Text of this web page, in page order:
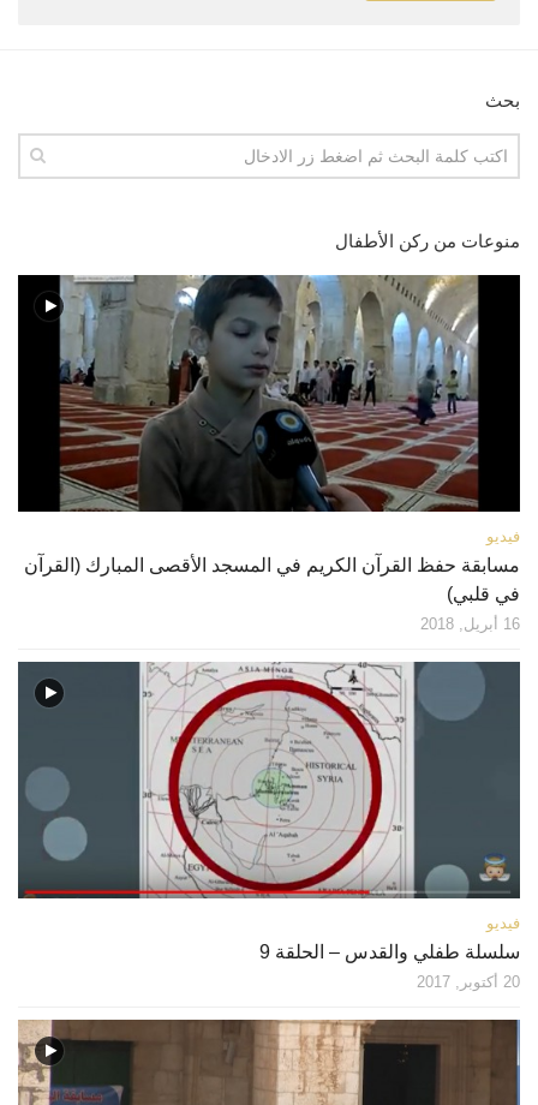
بحث
منوعات من ركن الأطفال
فيديو
مسابقة حفظ القرآن الكريم في المسجد الأقصى المبارك (القرآن
في قلبي)
16 أبريل, 2018
فيديو
سلسلة طفلي والقدس – الحلقة 9
20 أكتوبر, 2017